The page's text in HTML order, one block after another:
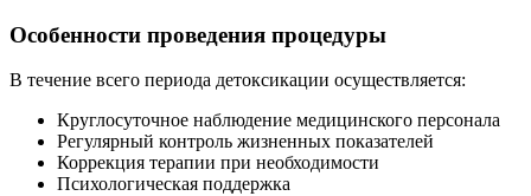
Особенности проведения процедуры
В течение всего периода детоксикации осуществляется:
Круглосуточное наблюдение медицинского персонала
Регулярный контроль жизненных показателей
Коррекция терапии при необходимости
Психологическая поддержка